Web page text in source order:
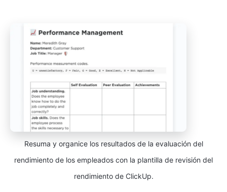
Resuma y organice los resultados de la evaluación del
rendimiento de los empleados con la plantilla de revisión del
rendimiento de ClickUp.